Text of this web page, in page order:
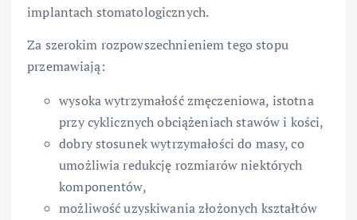
implantach stomatologicznych.
Za szerokim rozpowszechnieniem tego stopu
przemawiają:
wysoka wytrzymałość zmęczeniowa, istotna
przy cyklicznych obciążeniach stawów i kości,
dobry stosunek wytrzymałości do masy, co
umożliwia redukcję rozmiarów niektórych
komponentów,
możliwość uzyskiwania złożonych kształtów